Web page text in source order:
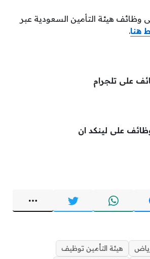
وظائف هيئة التأمين السعودية عبر
هنا.
على تلجرام
على لينكد ان
هيئة التأمين توظيف